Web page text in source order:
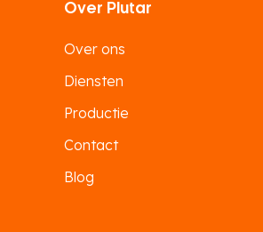
Over Plutar
Over ons
Diensten
Productie
Contact
Blog